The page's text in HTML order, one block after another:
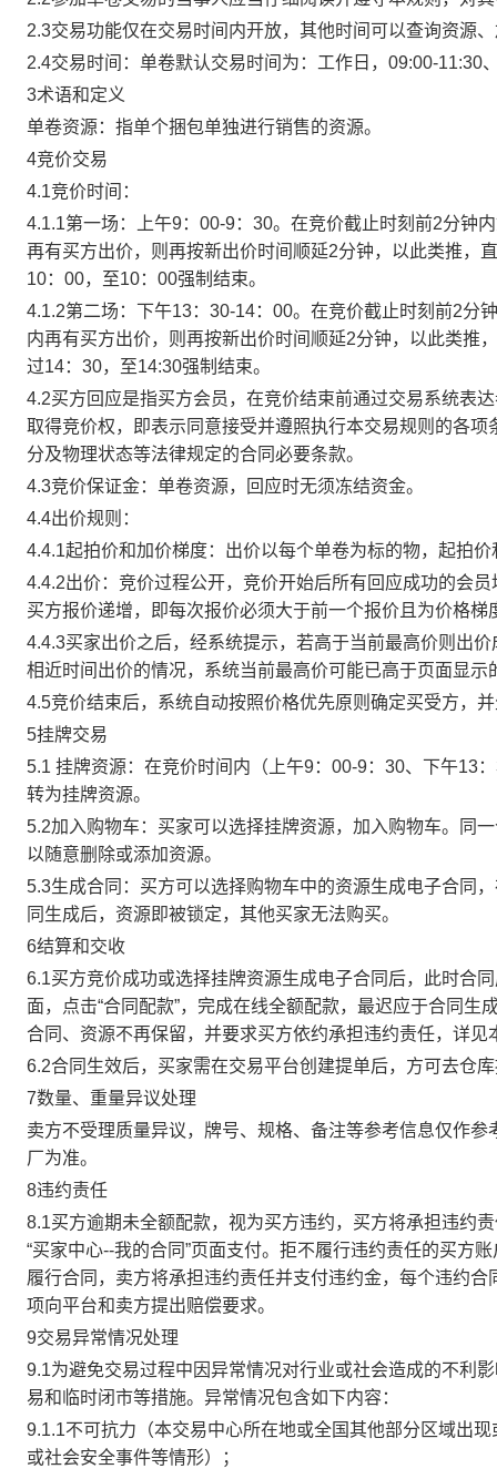
2.3交易功能仅在交易时间内开放，其他时间可以查询资源
2.4交易时间：单卷默认交易时间为：工作日，09:00-11:30
3术语和定义
单卷资源：指单个捆包单独进行销售的资源。
4竞价交易
4.1竞价时间：
4.1.1第一场：上午9：00-9：30。在竞价截止时刻前2分钟
再有买方出价，则再按新出价时间顺延2分钟，以此类推，
10：00，至10：00强制结束。
4.1.2第二场：下午13：30-14：00。在竞价截止时刻前2分
内再有买方出价，则再按新出价时间顺延2分钟，以此类推
过14：30，至14:30强制结束。
4.2买方回应是指买方会员，在竞价结束前通过交易系统表
取得竞价权，即表示同意接受并遵照执行本交易规则的各
分及物理状态等法律规定的合同必要条款。
4.3竞价保证金：单卷资源，回应时无须冻结资金。
4.4出价规则：
4.4.1起拍价和加价梯度：出价以每个单卷为标的物，起拍
4.4.2出价：竞价过程公开，竞价开始后所有回应成功的会
买方报价递增，即每次报价必须大于前一个报价且为价格
4.4.3买家出价之后，经系统提示，若高于当前最高价则出
相近时间出价的情况，系统当前最高价可能已高于页面显示
4.5竞价结束后，系统自动按照价格优先原则确定买受方，
5挂牌交易
5.1 挂牌资源：在竞价时间内（上午9：00-9：30、下午13
转为挂牌资源。
5.2加入购物车：买家可以选择挂牌资源，加入购物车。同
以随意删除或添加资源。
5.3生成合同：买方可以选择购物车中的资源生成电子合同
同生成后，资源即被锁定，其他买家无法购买。
6结算和交收
6.1买方竞价成功或选择挂牌资源生成电子合同后，此时合
面，点击“合同配款”，完成在线全额配款，最迟应于合同
合同、资源不再保留，并要求买方依约承担违约责任，详见
6.2合同生效后，买家需在交易平台创建提单后，方可去仓
7数量、重量异议处理
卖方不受理质量异议，牌号、规格、备注等参考信息仅作
厂为准。
8违约责任
8.1买方逾期未全额配款，视为买方违约，买方将承担违约
“买家中心--我的合同”页面支付。拒不履行违约责任的买方
履行合同，卖方将承担违约责任并支付违约金，每个违约
项向平台和卖方提出赔偿要求。
9交易异常情况处理
9.1为避免交易过程中因异常情况对行业或社会造成的不利
易和临时闭市等措施。异常情况包含如下内容：
9.1.1不可抗力（本交易中心所在地或全国其他部分区域出
或社会安全事件等情形）；